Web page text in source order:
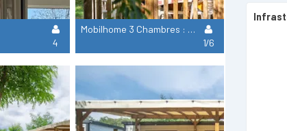
4
Mobilhome 3 Chambres : Classique
1/6